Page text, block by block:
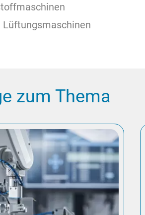
Lüftungsmaschinen
zum Thema